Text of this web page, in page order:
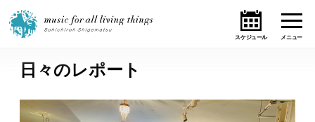
ホーム
ニュース
日々のレポート